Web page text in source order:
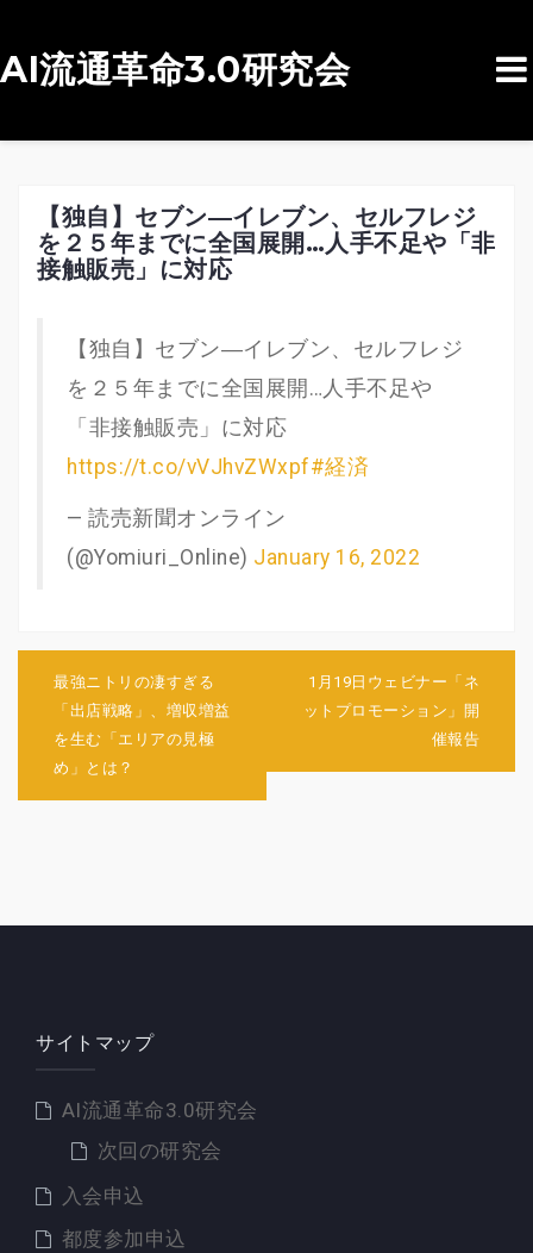
コ
AI流通革命3.0研究会
【独自】セブン―イレブン、セルフレジ
を２５年までに全国展開…人手不足や「非
接触販売」に対応
【独自】セブン―イレブン、セルフレジ
を２５年までに全国展開…人手不足や
「非接触販売」に対応
https://t.co/vVJhvZWxpf#経済
— 読売新聞オンライン
(@Yomiuri_Online) January 16, 2022
シ
最強ニトリの凄すぎる
「出店戦略」、増収増益
を生む「エリアの見極
め」とは？
1月19日ウェビナー「ネ
ットプロモーション」開
催報告
サイトマップ
AI流通革命3.0研究会
次回の研究会
入会申込
都度参加申込